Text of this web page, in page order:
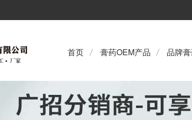
首页 膏药OEM产品 品牌